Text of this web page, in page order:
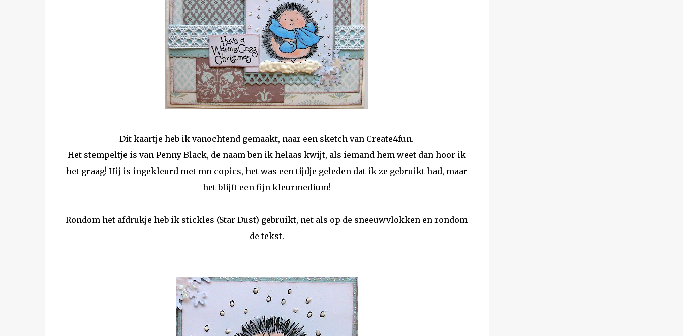
Dit kaartje heb ik vanochtend gemaakt, naar een sketch van Create4fun.
Het stempeltje is van Penny Black, de naam ben ik helaas kwijt, als iemand hem weet dan hoor ik
het graag! Hij is ingekleurd met mn copics, het was een tijdje geleden dat ik ze gebruikt had, maar
het blijft een fijn kleurmedium!
Rondom het afdrukje heb ik stickles (Star Dust) gebruikt, net als op de sneeuwvlokken en rondom
de tekst.